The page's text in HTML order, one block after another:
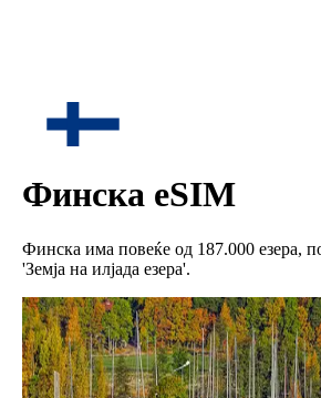
Финска eSIM
Финска има повеќе од 187.000 езера,
'Земја на илјада езера'.